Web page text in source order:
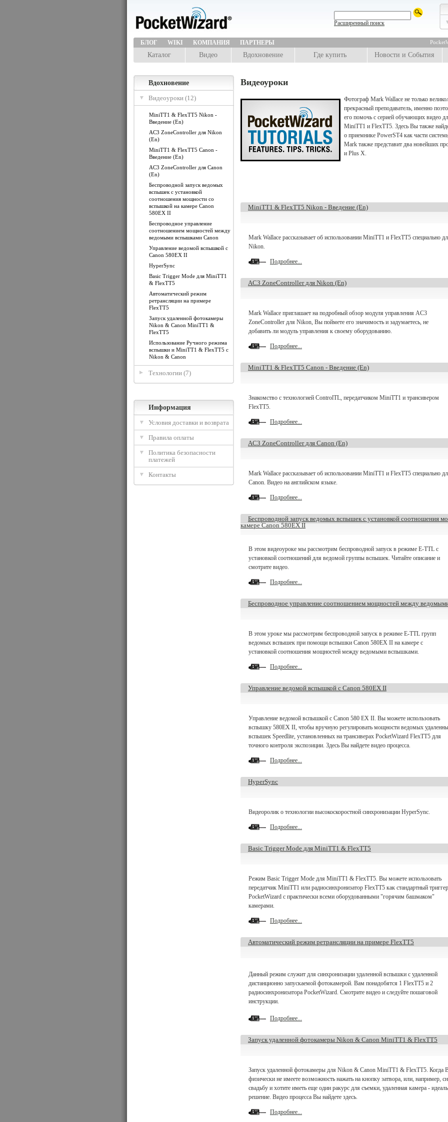
Расширенный поиск
БЛОГ WIKI КОМПАНИЯ ПАРТНЕРЫ
Каталог Видео Вдохновение Где купить Новости и События
Вдохновение
Видеоуроки (12)
MiniTT1 & FlexTT5 Nikon -
Введение (En)
AC3 ZoneController для Nikon
(En)
MiniTT1 & FlexTT5 Canon -
Введение (En)
AC3 ZoneController для Canon
(En)
Беспроводной запуск ведомых
вспышек с установкой
соотношения мощности со
вспышкой на камере Canon
580EX II
Беспроводное управление
соотношением мощностей между
ведомыми вспышками Canon
Управление ведомой вспышкой с
Canon 580EX II
HyperSync
Basic Trigger Mode для MiniTT1
& FlexTT5
Автоматический режим
ретрансляции на примере
FlexTT5
Запуск удаленной фотокамеры
Nikon & Canon MiniTT1 &
FlexTT5
Использование Ручного режима
вспышки и MiniTT1 & FlexTT5 с
Nikon & Canon
Технологии (7)
Информация
Условия доставки и возврата
Правила оплаты
Политика безопасности
платежей
Контакты
Видеоуроки
Фотограф Mark Wallace не только
прекрасный преподаватель, именно
его помочь с серией обучающих видео
MiniTT1 и FlexTT5. Здесь Вы также
о приемнике PowerST4 как части
Mark также представит два новейших
и Plus X.
MiniTT1 & FlexTT5 Nikon - Введение (En)
Mark Wallace рассказывает об использовании MiniTT1 и FlexTT5 специально
Nikon.
Подробнее...
AC3 ZoneController для Nikon (En)
Mark Wallace приглашает на подробный обзор модуля управления AC3
ZoneController для Nikon, Вы поймете его значимость и задумаетесь, не
добавить ли модуль управления к своему оборудованию.
Подробнее...
MiniTT1 & FlexTT5 Canon - Введение (En)
Знакомство с технологией ControlTL, передатчиком MiniTT1 и трансивером
FlexTT5.
Подробнее...
AC3 ZoneController для Canon (En)
Mark Wallace рассказывает об использовании MiniTT1 и FlexTT5 специально
Canon. Видео на английском языке.
Подробнее...
Беспроводной запуск ведомых вспышек с установкой соотношения
камере Canon 580EX II
В этом видеоуроке мы рассмотрим беспроводной запуск в режиме E-TTL с
установкой соотношений для ведомой группы вспышек. Читайте описание и
смотрите видео.
Подробнее...
Беспроводное управление соотношением мощностей между
В этом уроке мы рассмотрим беспроводной запуск в режиме E-TTL групп
ведомых вспышек при помощи вспышки Canon 580EX II на камере с
установкой соотношения мощностей между ведомыми вспышками.
Подробнее...
Управление ведомой вспышкой с Canon 580EX II
Управление ведомой вспышкой с Canon 580 EX II. Вы можете использовать
вспышку 580EX II, чтобы вручную регулировать мощности ведомых
вспышек Speedlite, установленных на трансиверах PocketWizard FlexTT5 для
точного контроля экспозиции. Здесь Вы найдете видео процесса.
Подробнее...
HyperSync
Видеоролик о технологии высокоскоростной синхронизации HyperSync.
Подробнее...
Basic Trigger Mode для MiniTT1 & FlexTT5
Режим Basic Trigger Mode для MiniTT1 & FlexTT5. Вы можете использовать
передатчик MiniTT1 или радиосинхронизатор FlexTT5 как стандартный триггер
PocketWizard с практически всеми оборудованными "горячим башмаком"
камерами.
Подробнее...
Автоматический режим ретрансляции на примере FlexTT5
Данный режим служит для синхронизации удаленной вспышки с удаленной
дистанционно запускаемой фотокамерой. Вам понадобятся 1 FlexTT5 и 2
радиосинхронизатора PocketWizard. Смотрите видео и следуйте пошаговой
инструкции.
Подробнее...
Запуск удаленной фотокамеры Nikon & Canon MiniTT1 & FlexTT5
Запуск удаленной фотокамеры для Nikon & Canon MiniTT1 & FlexTT5. Когда
физически не имеете возможность нажать на кнопку затвора, или, например,
свадьбу и хотите иметь еще один ракурс для съемки, удаленная камера -
решение. Видео процесса Вы найдете здесь.
Подробнее...